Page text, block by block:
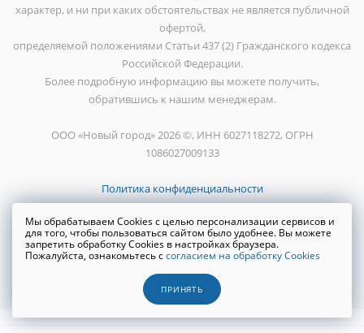
характер, и ни при каких обстоятельствах не является публичной
офертой,
определяемой положениями Статьи 437 (2) Гражданского кодекса
Российской Федерации.
Более подробную информацию вы можете получить,
обратившись к нашим менеджерам.
ООО «Новый город» 2026 ©, ИНН 6027118272, ОГРН
1086027009133
Политика конфиденциальности
Создание сайта WRP
Мы обрабатываем Cookies с целью персонализации сервисов и
для того, чтобы пользоваться сайтом было удобнее. Вы можете
запретить обработку Cookies в настройках браузера.
Пожалуйста, ознакомьтесь ссогласием на обработку Cookies
ПРИНЯТЬ